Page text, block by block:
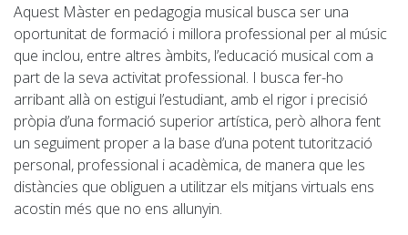
Aquest Màster en pedagogia musical busca ser una
oportunitat de formació i millora professional per al músic
que inclou, entre altres àmbits, l’educació musical com a
part de la seva activitat professional. I busca fer-ho
arribant allà on estigui l’estudiant, amb el rigor i precisió
pròpia d’una formació superior artística, però alhora fent
un seguiment proper a la base d’una potent tutorització
personal, professional i acadèmica, de manera que les
distàncies que obliguen a utilitzar els mitjans virtuals ens
acostin més que no ens allunyin.